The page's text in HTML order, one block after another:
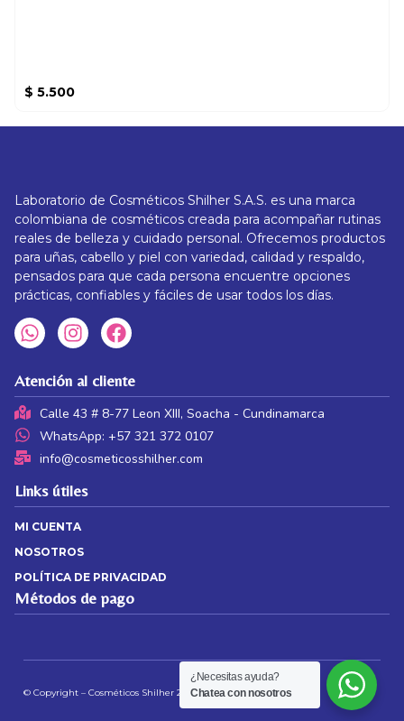
$ 5.500
Laboratorio de Cosméticos Shilher S.A.S. es una marca
colombiana de cosméticos creada para acompañar rutinas
reales de belleza y cuidado personal. Ofrecemos productos
para uñas, cabello y piel con variedad, calidad y respaldo,
pensados para que cada persona encuentre opciones
prácticas, confiables y fáciles de usar todos los días.
Atención al cliente
Calle 43 # 8-77 Leon XIII, Soacha - Cundinamarca
WhatsApp: +57 321 372 0107
info@cosmeticosshilher.com
Links útiles
MI CUENTA
NOSOTROS
POLÍTICA DE PRIVACIDAD
Métodos de pago
© Copyright – Cosméticos Shilher 2026 | Web byJS
¿Necesitas ayuda?
Chatea con nosotros